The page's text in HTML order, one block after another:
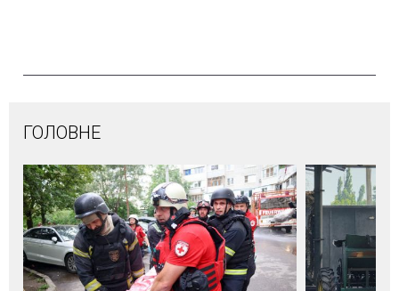
ГОЛОВНЕ